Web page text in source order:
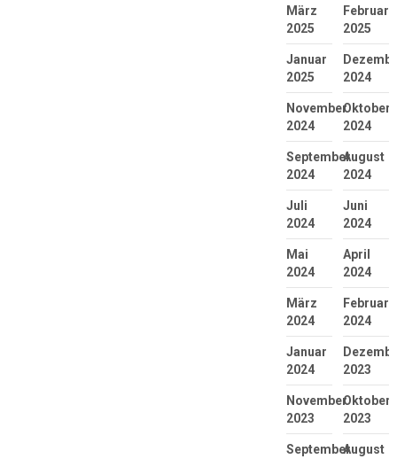
März
2025
Februar
2025
Januar
2025
2024
November
2024
Oktober
2024
September
2024
August
2024
Juli
2024
Juni
2024
Mai
2024
April
2024
März
2024
Februar
2024
Januar
2024
2023
November
2023
Oktober
2023
SeptemberAugust